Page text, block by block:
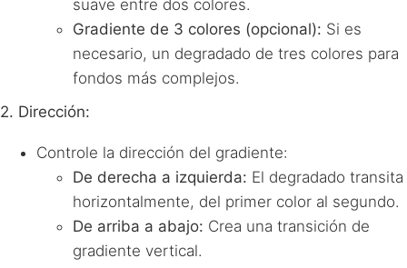
suave entre dos colores.
Gradiente de 3 colores (opcional): Si es
necesario, un degradado de tres colores para
fondos más complejos.
2. Dirección:
Controle la dirección del gradiente:
De derecha a izquierda: El degradado transita
horizontalmente, del primer color al segundo.
De arriba a abajo: Crea una transición de
gradiente vertical.